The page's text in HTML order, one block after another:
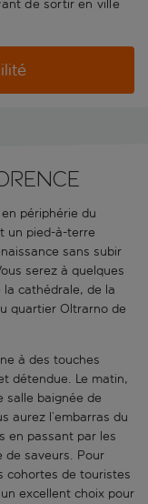
de sortir en ville
périphérie du
un pied-à-terre
sans subir
serez à quelques
cathédrale, de la
quartier Oltrarno de
à des touches
détendue. Le matin,
salle baignée de
aurez l’embarras du
en passant par les
de saveurs. Pour
cohortes de touristes
excellent choix pour